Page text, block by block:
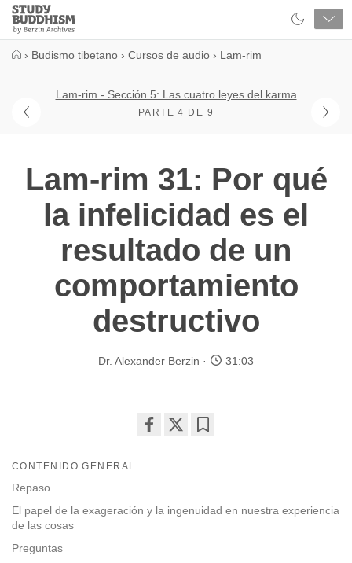
Close
Study
Buddhism
› Budismo tibetano › Cursos de audio › Lam-rim
Lam-rim - Sección 5: Las cuatro leyes del karma
PARTE 4 DE 9
Lam-rim 31: Por qué
la infelicidad es el
resultado de un
comportamiento
destructivo
Dr. Alexander Berzin 31:03
CONTENIDO GENERAL
Repaso
El papel de la exageración y la ingenuidad en nuestra experiencia
de las cosas
Preguntas